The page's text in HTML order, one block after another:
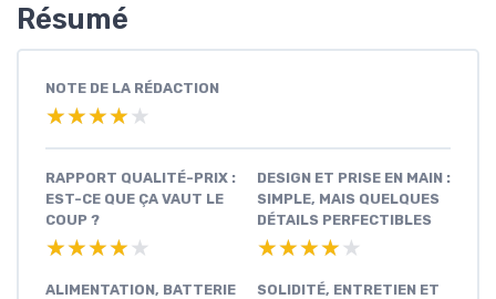
Résumé
NOTE DE LA RÉDACTION
★★★★★
★★★★★
RAPPORT QUALITÉ-PRIX :
EST-CE QUE ÇA VAUT LE
COUP ?
★★★★★
★★★★★
DESIGN ET PRISE EN MAIN :
SIMPLE, MAIS QUELQUES
DÉTAILS PERFECTIBLES
★★★★★
★★★★★
ALIMENTATION, BATTERIE
SOLIDITÉ, ENTRETIEN ET